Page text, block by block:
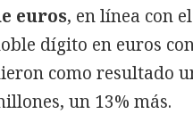
euros, en línea con
dígito en euros
como resultado
un 13% más.